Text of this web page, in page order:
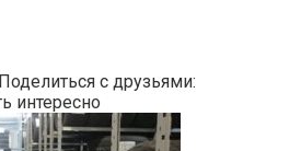
с друзьями:
интересно